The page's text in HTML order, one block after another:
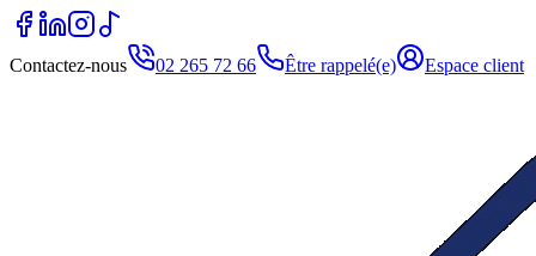
Contactez-nous 02 265 72 66 Être rappelé(e) Espace client